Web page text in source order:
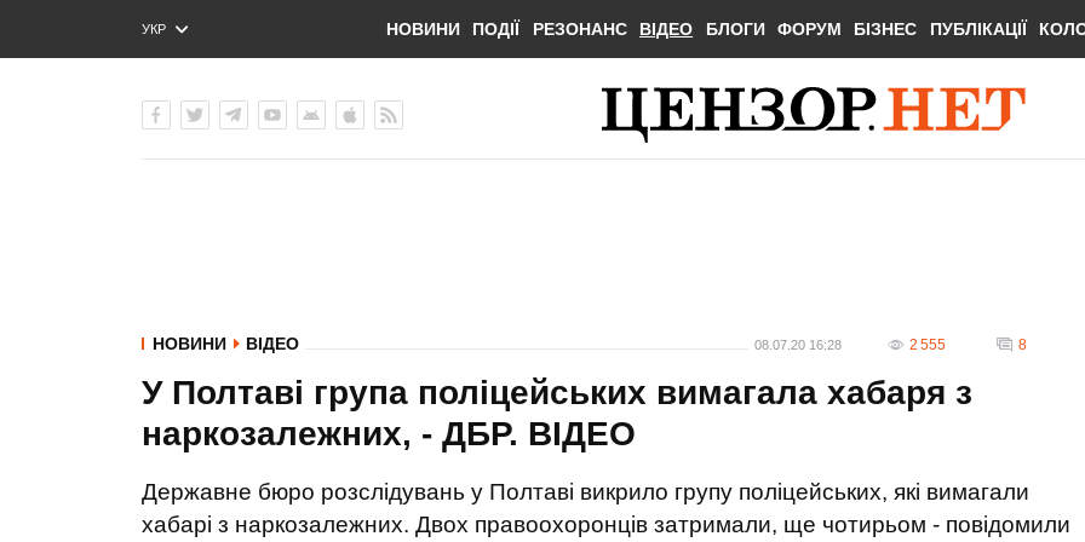
УКР
ENG
НОВИНИ ПОДІЇ РЕЗОНАНС ВІДЕО БЛОГИ ФОРУМ БІЗНЕС ПУБЛІКАЦІЇ
НОВИНИ ВІДЕО 08.07.20 16:28 2 555 8
У Полтаві група поліцейських вимагала хабаря з
наркозалежних, - ДБР. ВIДЕО
Державне бюро розслідувань у Полтаві викрило групу поліцейських, які вимагали
хабарі з наркозалежних. Двох правоохоронців затримали, ще чотирьом - повідомили